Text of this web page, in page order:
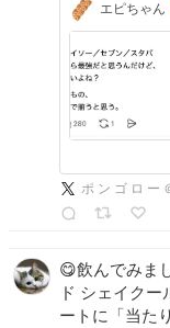
エピちゃん
ポ ン ゴ ロ ー
😋飲んでみま
ド シェイク
ートに「当た